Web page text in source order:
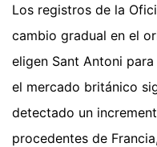
Los registros de la
cambio gradual en el
eligen Sant Antoni
el mercado británico
detectado un
procedentes de